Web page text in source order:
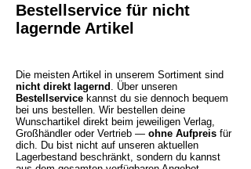
Bestellservice für nicht
lagernde Artikel
Die meisten Artikel in unserem Sortiment sind
nicht direkt lagernd
. Über unseren
Bestellservice kannst du sie dennoch bequem
bei uns bestellen. Wir bestellen deine
Wunschartikel direkt beim jeweiligen Verlag,
Großhändler oder Vertrieb — ohne Aufpreis für
dich. Du bist nicht auf unseren aktuellen
Lagerbestand beschränkt, sondern du kannst